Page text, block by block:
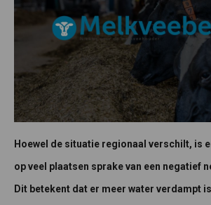
Hoewel de situatie regionaal verschilt, is
op veel plaatsen sprake van een negatief
Dit betekent dat er meer water verdampt